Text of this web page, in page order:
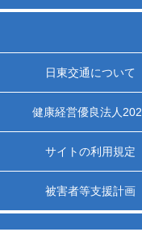
日東交通について
健康経営優良法人
サイトの利用規定
被害者等支援計画